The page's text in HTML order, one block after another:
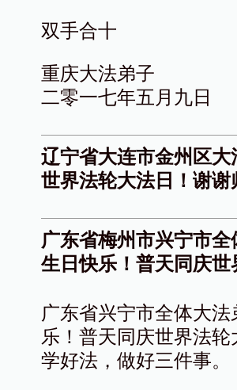
双手合十
重庆大法弟子
二零一七年五月九日
辽宁省大连市金州区
世界法轮大法日！谢
广东省梅州市兴宁市
生日快乐！普天同庆
广东省兴宁市全体大
乐！普天同庆世界法
学好法，做好三件事。